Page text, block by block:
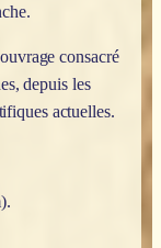
consacré
depuis les
actuelles.